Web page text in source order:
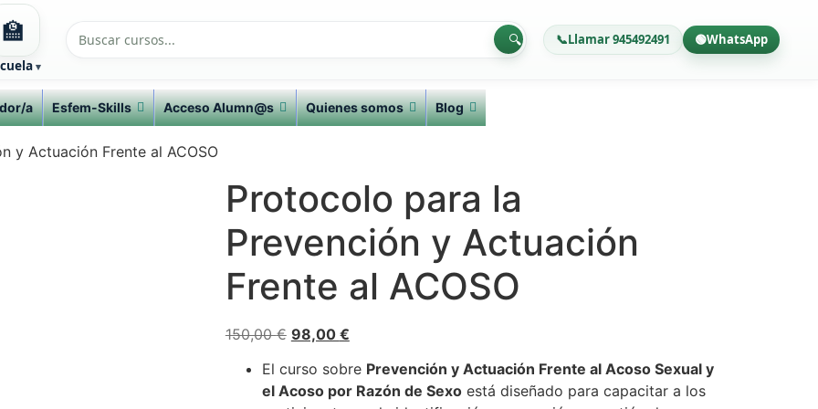
🏫 🔍 📞Llamar 945492491 🟢WhatsApp
a Esfem-Skills Acceso Alumn@s Quienes somos Blog
y Actuación Frente al ACOSO
Protocolo para la
Prevención y Actuación
Frente al ACOSO
150,00€ El
original
era:
98,00 €El
actual
es:
El curso sobre Prevención y Actuación Frente al Acoso Sexual y
el Acoso por Razón de Sexoestá diseñado para capacitar a los